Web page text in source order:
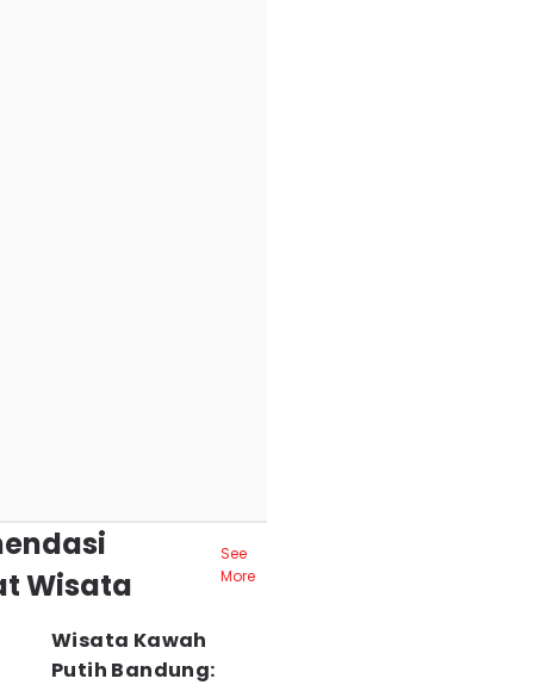
Wisata
See
More
Wisata Kawah
Putih Bandung: